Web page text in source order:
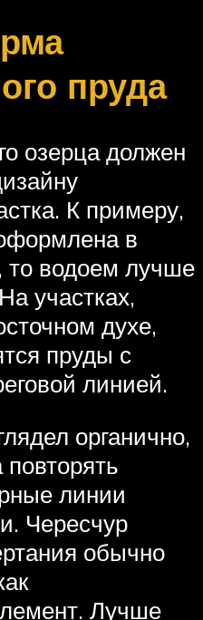
пруда
озерца должен
К примеру,
в
то водоем лучше
участках,
духе,
пруды с
линией.
органично,
линии
Чересчур
обычно
Лучше